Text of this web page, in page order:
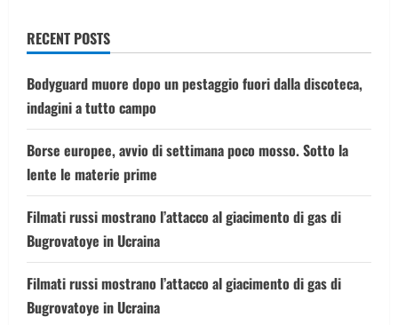
RECENT POSTS
Bodyguard muore dopo un pestaggio fuori dalla discoteca,
indagini a tutto campo
Borse europee, avvio di settimana poco mosso. Sotto la
lente le materie prime
Filmati russi mostrano l’attacco al giacimento di gas di
Bugrovatoye in Ucraina
Filmati russi mostrano l’attacco al giacimento di gas di
Bugrovatoye in Ucraina